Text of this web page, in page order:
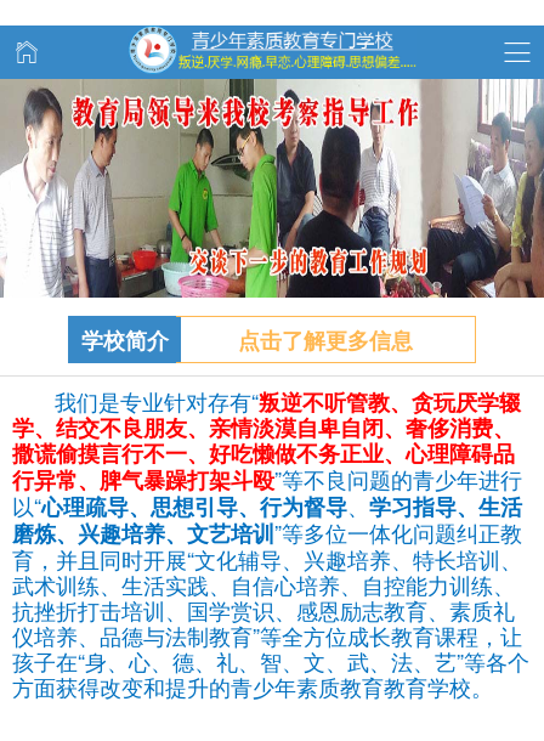
学校简介
点击了解更多信息
我们是专业针对存有“叛逆不听管教、 贪玩厌学辍
学、结交不良朋友、亲情淡漠自卑自闭、奢侈消费、
撒谎偷摸言行不一、好吃懒做不务正业、心理障碍品
行异常、脾气暴躁打架斗殴”等不良问题的青少年进行
以“心理疏导、思想引导、行为督导、 学习指导、生活
磨炼、兴趣培养、文艺培训”等多位一体化问题纠正教
育，并且同时开展“文化辅导、兴趣培养、特长培训、
武术训练、生活实践、自信心培养、自控能力训练、
抗挫折打击培训、国学赏识、感恩励志教育、素质礼
仪培养、品德与法制教育”等全方位成长教育课程，让
孩子在“身、心、德、礼、智、文、武、法、艺”等各个
方面获得改变和提升的青少年素质教育教育学校。